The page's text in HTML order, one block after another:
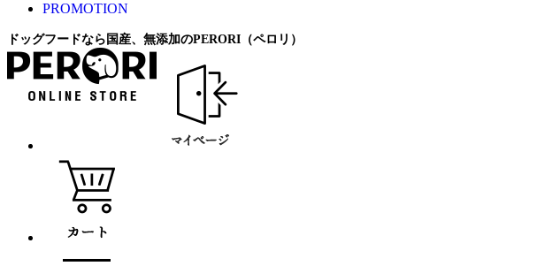
PROMOTION
ドッグフードなら国産、無添加のPERORI（ペロリ）